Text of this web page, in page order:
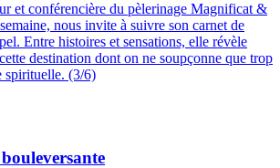
et conférencière du pèlerinage Magnificat &
nous invite à suivre son carnet de
Entre histoires et sensations, elle révèle
destination dont on ne soupçonne que trop
spirituelle. (3/6)